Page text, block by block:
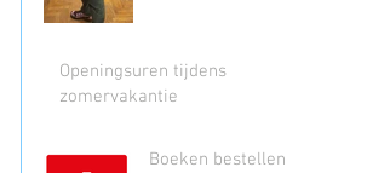
Openingsuren tijdens
zomervakantie
Boeken bestellen